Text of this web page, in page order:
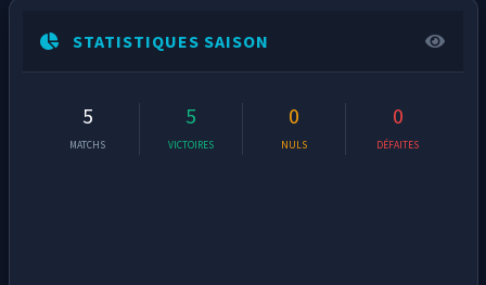
STATISTIQUES SAISON
5
MATCHS
5
VICTOIRES
0
NULS
0
DÉFAITES